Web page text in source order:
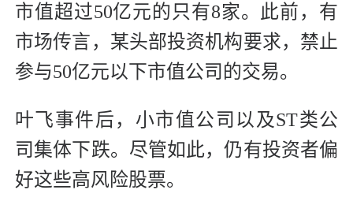
市值超过50亿元的只有8家。此前，有
市场传言，某头部投资机构要求，禁止
参与50亿元以下市值公司的交易。
叶飞事件后，小市值公司以及ST类公
司集体下跌。尽管如此，仍有投资者偏
好这些高风险股票。